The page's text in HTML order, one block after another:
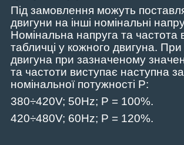
Під замовлення можуть
двигуни на інші номінальні
Номінальна напруга та частота
табличці у кожного двигуна. При
двигуна при зазначеному
та частоти виступає наступна
номінальної потужності P:
380÷420V; 50Hz; P = 100%.
420÷480V; 60Hz; P = 120%.